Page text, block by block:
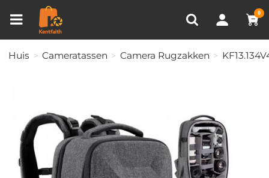
0
RECENT BEKEKEN
Huis Cameratassen Camera Rugzakken